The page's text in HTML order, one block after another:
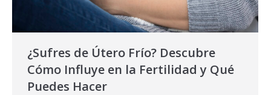
¿Sufres de Útero Frío? Descubre
Cómo Influye en la Fertilidad y Qué
Puedes Hacer